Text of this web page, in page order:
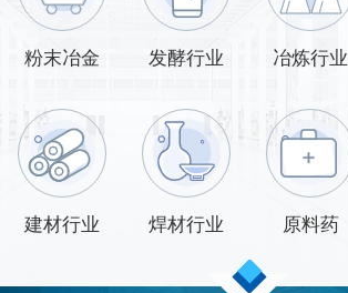
粉末冶金 发酵行业 冶炼行业
建材行业 焊材行业 原料药